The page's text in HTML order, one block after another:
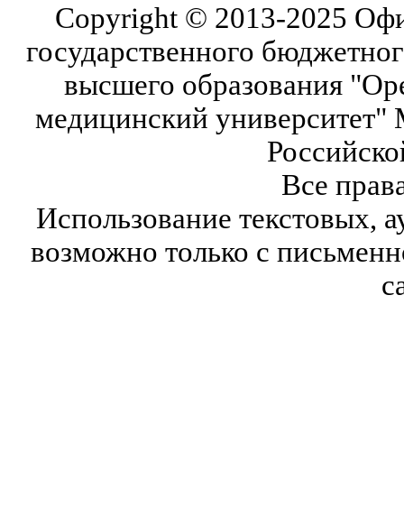
Copyright © 2013-2025
государственного
высшего образования
медицинский университет"
Все
Использование текстовых,
возможно только с